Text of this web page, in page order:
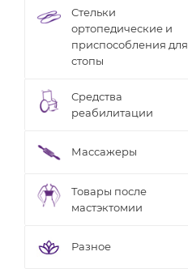
Стельки
ортопедические и
приспособления для
стопы
Средства
реабилитации
Массажеры
Товары после
мастэктомии
Разное